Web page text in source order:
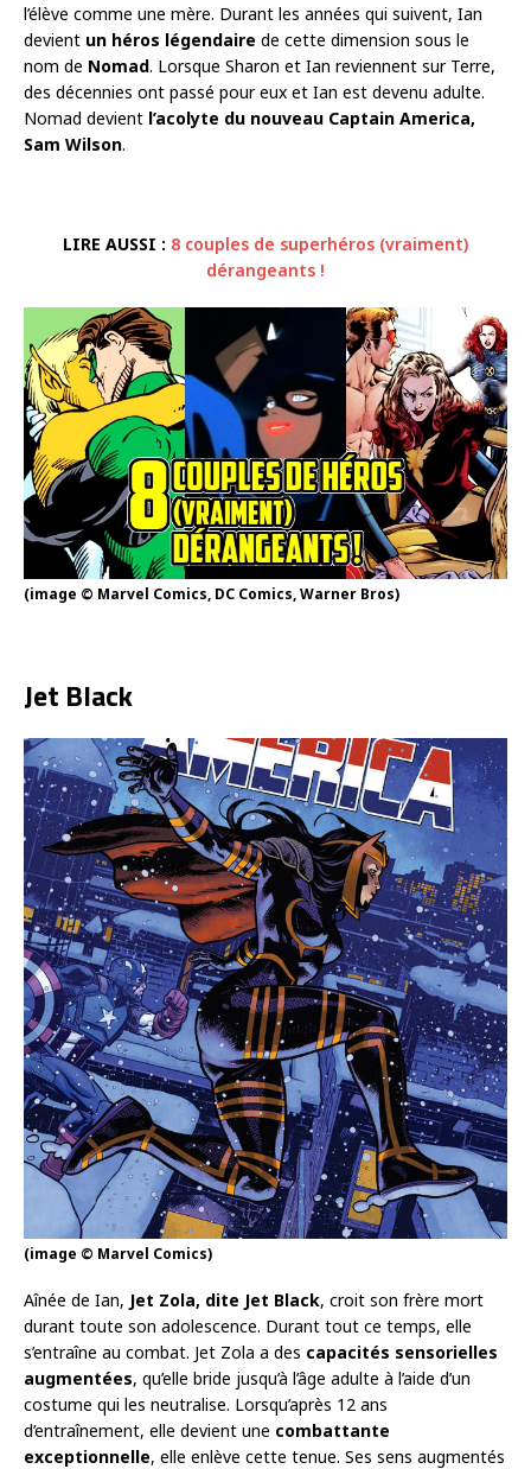
l’élève comme une mère. Durant les années qui suivent, Ian
devient un héros légendaire de cette dimension sous le
nom de Nomad. Lorsque Sharon et Ian reviennent sur Terre,
des décennies ont passé pour eux et Ian est devenu adulte.
Nomad devient l’acolyte du nouveau Captain America,
Sam Wilson.
LIRE AUSSI : 8 couples de superhéros (vraiment)
dérangeants !
(image © Marvel Comics, DC Comics, Warner Bros)
Jet Black
(image © Marvel Comics)
Aînée de Ian, Jet Zola, dite Jet Black, croit son frère mort
durant toute son adolescence. Durant tout ce temps, elle
s’entraîne au combat. Jet Zola a des capacités sensorielles
augmentées, qu’elle bride jusqu’à l’âge adulte à l’aide d’un
costume qui les neutralise. Lorsqu’après 12 ans
d’entraînement, elle devient une combattante
exceptionnelle, elle enlève cette tenue. Ses sens augmentés